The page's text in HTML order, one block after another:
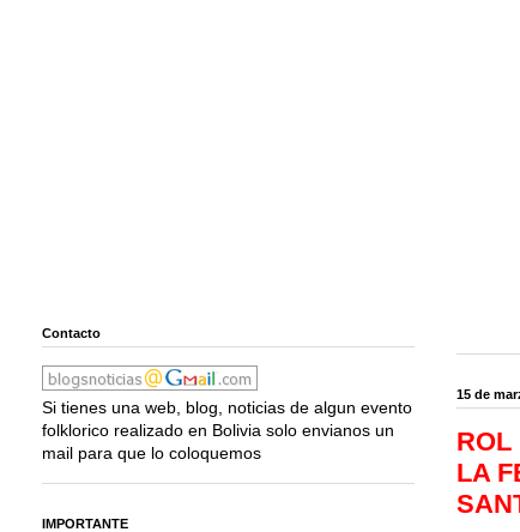
15 de
ROL
LA
Contacto
Si tienes una web, blog, noticias de algun evento
folklorico realizado en Bolivia solo envianos un
mail para que lo coloquemos
IMPORTANTE